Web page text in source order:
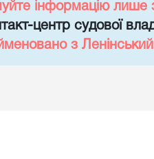
інформацію лише
центр судової
з